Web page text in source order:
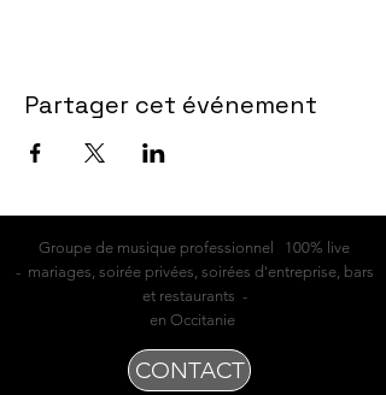
Partager cet événement
Groupe de musique professionnel 100% live
- mariages, soirée privées, soirées d'entreprise, bars
et restaurants -
en Occitanie
CONTACT